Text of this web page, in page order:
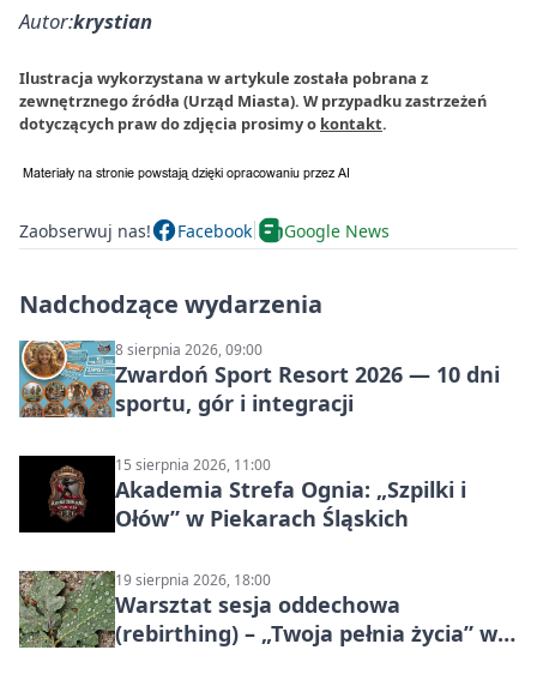
Autor:krystian
Ilustracja wykorzystana w artykule została pobrana z
zewnętrznego źródła (Urząd Miasta). W przypadku zastrzeżeń
dotyczących praw do zdjęcia prosimy o kontakt.
Zaobserwuj nas! Facebook Google News
Nadchodzące wydarzenia
8 sierpnia 2026, 09:00
Zwardoń Sport Resort 2026 — 10 dni
sportu, gór i integracji
15 sierpnia 2026, 11:00
Akademia Strefa Ognia: „Szpilki i
Ołów” w Piekarach Śląskich
19 sierpnia 2026, 18:00
Warsztat sesja oddechowa
(rebirthing) – „Twoja pełnia życia” w